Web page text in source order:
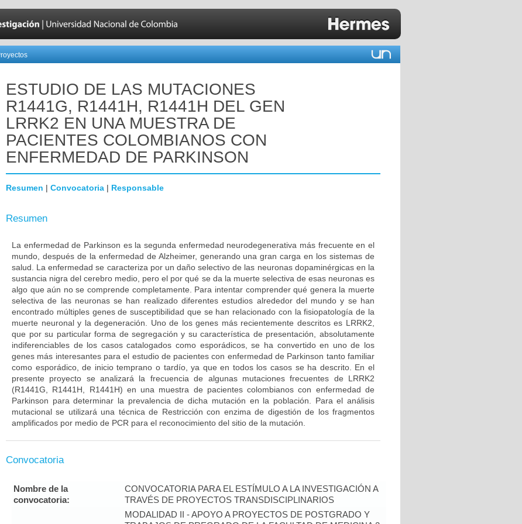
ESTUDIO DE LAS MUTACIONES
R1441G, R1441H, R1441H DEL GEN
LRRK2 EN UNA MUESTRA DE
PACIENTES COLOMBIANOS CON
ENFERMEDAD DE PARKINSON
Resumen | Convocatoria | Responsable
Resumen
La enfermedad de Parkinson es la segunda enfermedad neurodegenerativa más frecuente en el
mundo, después de la enfermedad de Alzheimer, generando una gran carga en los sistemas de
salud. La enfermedad se caracteriza por un daño selectivo de las neuronas dopaminérgicas en la
sustancia nigra del cerebro medio, pero el por qué se da la muerte selectiva de esas neuronas es
algo que aún no se comprende completamente. Para intentar comprender qué genera la muerte
selectiva de las neuronas se han realizado diferentes estudios alrededor del mundo y se han
encontrado múltiples genes de susceptibilidad que se han relacionado con la fisiopatología de la
muerte neuronal y la degeneración. Uno de los genes más recientemente descritos es LRRK2,
que por su particular forma de segregación y su característica de presentación, absolutamente
indiferenciables de los casos catalogados como esporádicos, se ha convertido en uno de los
genes más interesantes para el estudio de pacientes con enfermedad de Parkinson tanto familiar
como esporádico, de inicio temprano o tardío, ya que en todos los casos se ha descrito. En el
presente proyecto se analizará la frecuencia de algunas mutaciones frecuentes de LRRK2
(R1441G, R1441H, R1441H) en una muestra de pacientes colombianos con enfermedad de
Parkinson para determinar la prevalencia de dicha mutación en la población. Para el análisis
mutacional se utilizará una técnica de Restricción con enzima de digestión de los fragmentos
amplificados por medio de PCR para el reconocimiento del sitio de la mutación.
Convocatoria
Nombre de la
convocatoria:
CONVOCATORIA PARA EL ESTÍMULO A LA INVESTIGACIÓN A
TRAVÉS DE PROYECTOS TRANSDISCIPLINARIOS
MODALIDAD II - APOYO A PROYECTOS DE POSTGRADO Y